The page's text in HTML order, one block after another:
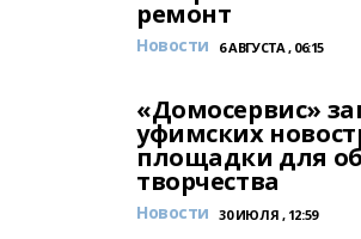
ремонт
Новости 6 АВГУСТА , 06:15
«Домосервис»
уфимских
площадки для
творчества
Новости 30 ИЮЛЯ , 12:59